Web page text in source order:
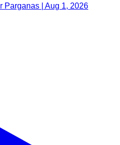
Parganas | Aug 1, 2026